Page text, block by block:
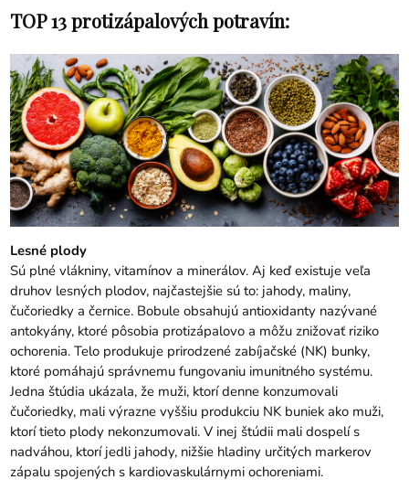
TOP 13 protizápalových potravín:
Lesné plody
Sú plné vlákniny, vitamínov a minerálov. Aj keď existuje veľa
druhov lesných plodov, najčastejšie sú to: jahody, maliny,
čučoriedky a černice. Bobule obsahujú antioxidanty nazývané
antokyány, ktoré pôsobia protizápalovo a môžu znižovať riziko
ochorenia. Telo produkuje prirodzené zabíjačské (NK) bunky,
ktoré pomáhajú správnemu fungovaniu imunitného systému.
Jedna štúdia ukázala, že muži, ktorí denne konzumovali
čučoriedky, mali výrazne vyššiu produkciu NK buniek ako muži,
ktorí tieto plody nekonzumovali. V inej štúdii mali dospelí s
nadváhou, ktorí jedli jahody, nižšie hladiny určitých markerov
zápalu spojených s kardiovaskulárnymi ochoreniami.